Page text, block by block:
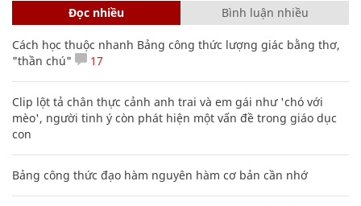
Đọc nhiều Bình luận nhiều
Cách học thuộc nhanh Bảng công thức lượng giác bằng thơ,
"thần chú"
17
Clip lột tả chân thực cảnh anh trai và em gái như 'chó với
mèo', người tinh ý còn phát hiện một vấn đề trong giáo dục
con
Bảng công thức đạo hàm nguyên hàm cơ bản cần nhớ